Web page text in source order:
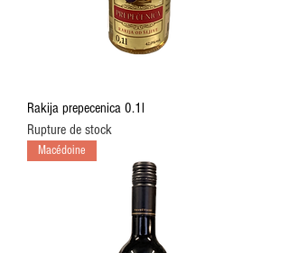
Rakija prepecenica 0.1l
Rupture de stock
Macédoine